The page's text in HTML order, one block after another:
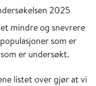
2025
mindre og snevrere
som er
er undersøkt.
listet over gjør at vi